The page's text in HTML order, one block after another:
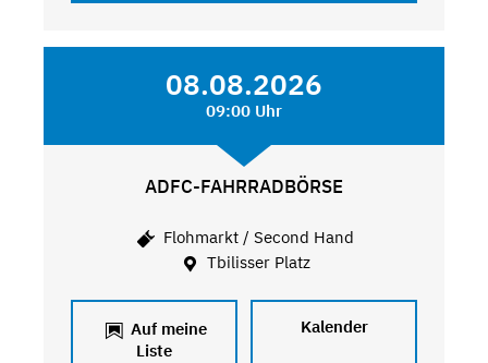
08.08.2026
09:00 Uhr
ADFC-FAHRRADBÖRSE
Flohmarkt / Second Hand
Tbilisser Platz
Auf meine
Liste
Kalender